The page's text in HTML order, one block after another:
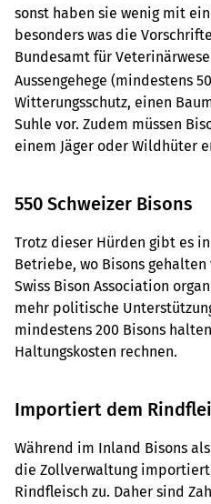
sonst haben sie wenig mit
besonders was die
Bundesamt für
Aussengehege (mindestens
Witterungsschutz, einen
Suhle vor. Zudem müssen
einem Jäger oder Wildhüter
550 Schweizer Bisons
Trotz dieser Hürden gibt es
Betriebe, wo Bisons
Swiss Bison Association
mehr politische
mindestens 200 Bisons
Haltungskosten rechnen.
Importiert dem
Während im Inland Bisons
die Zollverwaltung
Rindfleisch zu. Daher sind